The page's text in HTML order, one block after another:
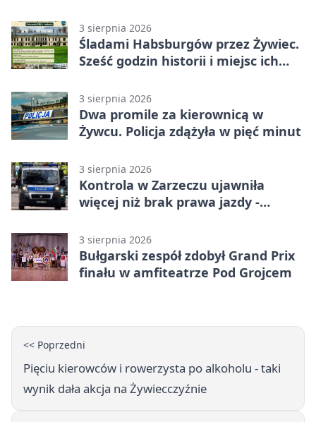
3 sierpnia 2026
Śladami Habsburgów przez Żywiec.
Sześć godzin historii i miejsc ich
3 sierpnia 2026
Dwa promile za kierownicą w
Żywcu. Policja zdążyła w pięć minut
3 sierpnia 2026
Kontrola w Zarzeczu ujawniła
więcej niż brak prawa jazdy -
3 sierpnia 2026
Bułgarski zespół zdobył Grand Prix
finału w amfiteatrze Pod Grojcem
<< Poprzedni
Pięciu kierowców i rowerzysta po alkoholu - taki
wynik dała akcja na Żywiecczyźnie